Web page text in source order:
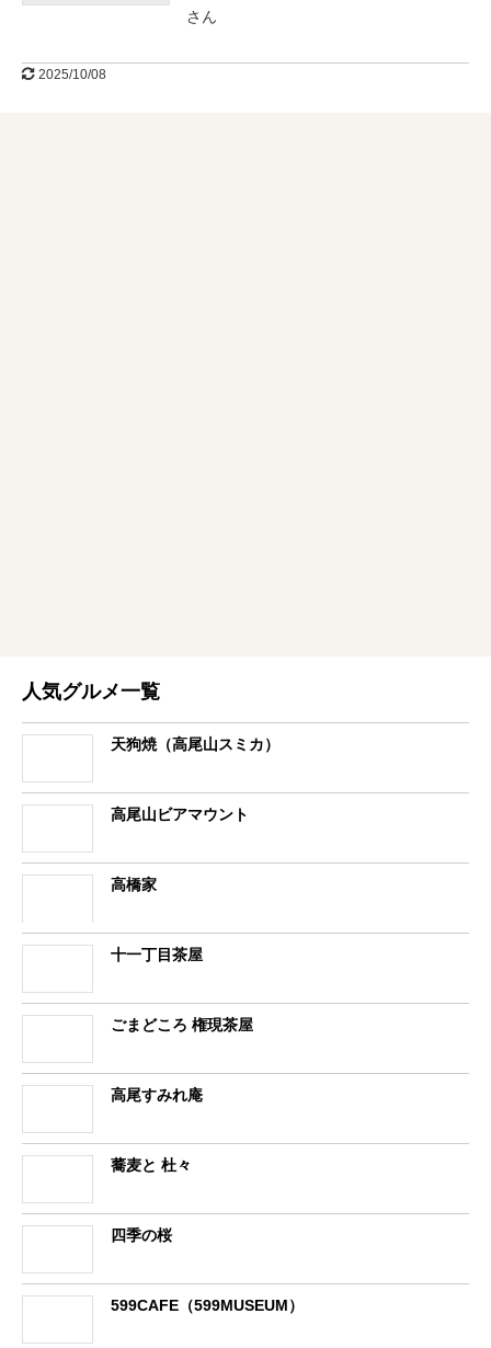
さん
2025/10/08
人気グルメ一覧
天狗焼（高尾山スミカ）
高尾山ビアマウント
高橋家
十一丁目茶屋
ごまどころ 権現茶屋
高尾すみれ庵
蕎麦と 杜々
四季の桜
599CAFE（599MUSEUM）